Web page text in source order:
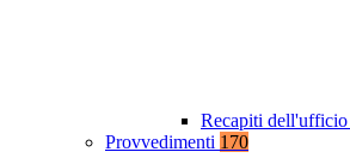
Recapiti dell'ufficio
Provvedimenti 170